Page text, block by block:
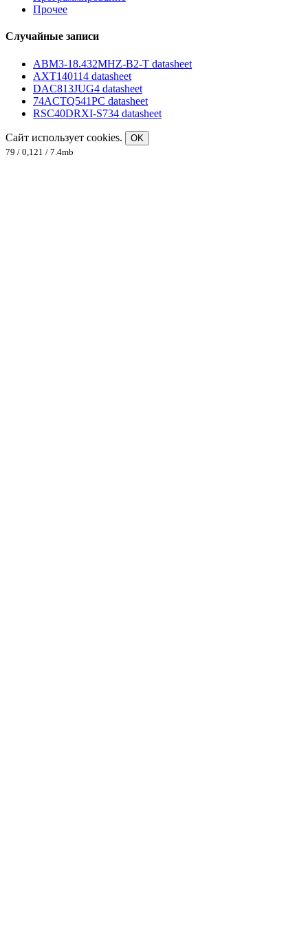
Прочее
Случайные записи
ABM3-18.432MHZ-B2-T datasheet
AXT140114 datasheet
DAC813JUG4 datasheet
74ACTQ541PC datasheet
RSC40DRXI-S734 datasheet
Сайт использует cookies.
OK
79 / 0,121 / 7.4mb